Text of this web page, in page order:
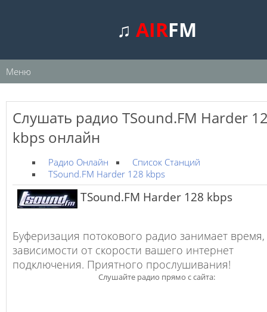
♫AIRFM
Меню
Слушать радио TSound.FM Harder
kbps онлайн
Радио Онлайн
Список Станций
TSound.FM Harder 128 kbps
TSound.FM Harder 128 kbps
Буферизация потокового радио занимает время,
зависимости от скорости вашего интернет
подключения. Приятного прослушивания!
Слушайте радио прямо с сайта: